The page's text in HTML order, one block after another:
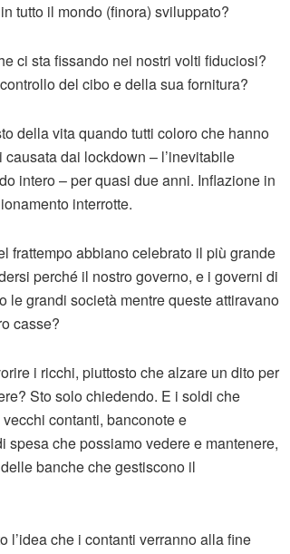
tutto il mondo (finora) sviluppato?
ci sta fissando nei nostri volti fiduciosi?
del cibo e della sua fornitura?
della vita quando tutti coloro che hanno
dai lockdown – l’inevitabile
intero – per quasi due anni. Inflazione in
interrotte.
frattempo abbiano celebrato il più grande
perché il nostro governo, e i governi di
le grandi società mentre queste attiravano
casse?
i ricchi, piuttosto che alzare un dito per
Sto solo chiedendo. E i soldi che
contanti, banconote e
che possiamo vedere e mantenere,
banche che gestiscono il
l’idea che i contanti verranno alla fine